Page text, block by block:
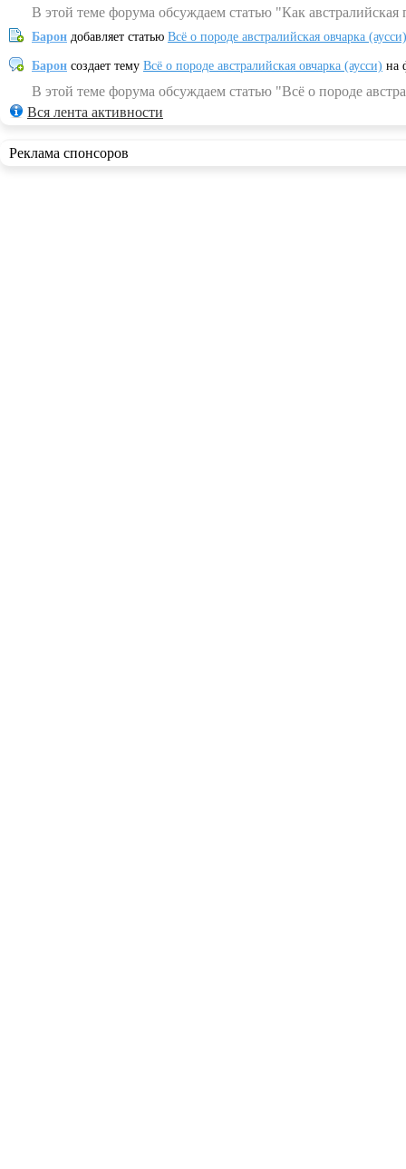
В этой теме форума обсуждаем статью "Как
Барон добавляет статью Всё о породе австралийская овчарка (аусси)
Барон создает тему Всё о породе австралийская овчарка (аусси) на
В этой теме форума обсуждаем статью "Всё о породе
Вся лента активности
Реклама спонсоров